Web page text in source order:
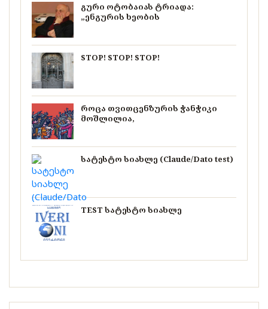
გური ოტობაიას ტრიადა:
„ენგურის ხეობის
STOP! STOP! STOP!
როცა თვითცენზურის ჭანჭიკი
მოშლილია,
სატესტო სიახლე (Claude/Dato test)
TEST სატესტო სიახლე